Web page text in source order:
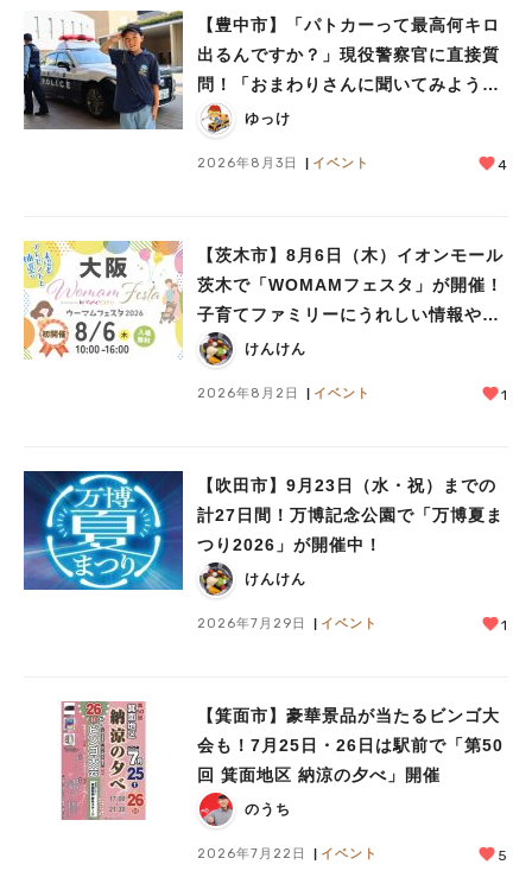
【豊中市】「パトカーって最高何キロ
出るんですか？」現役警察官に直接質
問！「おまわりさんに聞いてみよう」
に参加しました
ゆっけ
2026年8月3日 イベント 4
【茨木市】8月6日（木）イオンモール
茨木で「WOMAMフェスタ」が開催！
子育てファミリーにうれしい情報やプ
レゼントがいっぱい♪
けんけん
2026年8月2日 イベント 1
【吹田市】9月23日（水・祝）までの
計27日間！万博記念公園で「万博夏ま
つり2026」が開催中！
けんけん
2026年7月29日 イベント 1
【箕面市】豪華景品が当たるビンゴ大
会も！7月25日・26日は駅前で「第50
回 箕面地区 納涼の夕べ」開催
のうち
2026年7月22日 イベント 5
人気のキーワード